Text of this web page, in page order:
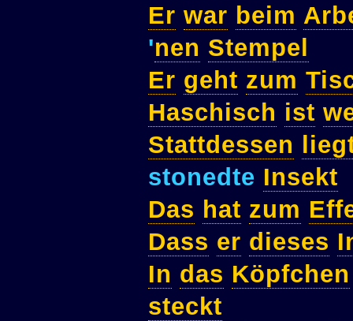
Er war beim
'nen Stempel
Er geht zum
Haschisch ist
Stattdessen
stonedte Insekt
Das hat zum
Dass er dieses
In das Köpfchen
steckt